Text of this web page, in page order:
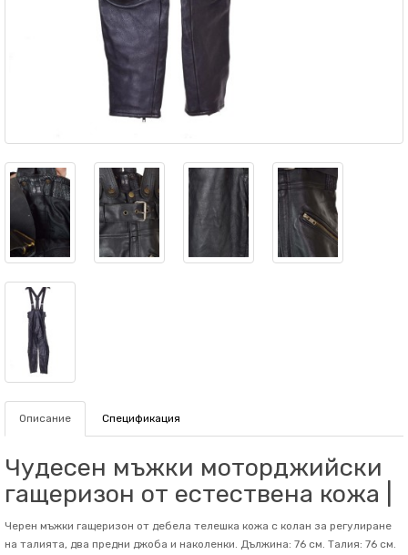
Описание Спецификация
Чудесен мъжки моторджийски
гащеризон от естествена кожа |
Черен мъжки гащеризон от дебела телешка кожа с колан за регулиране
на талията, два предни джоба и наколенки. Дължина: 76 см. Талия: 76 см.